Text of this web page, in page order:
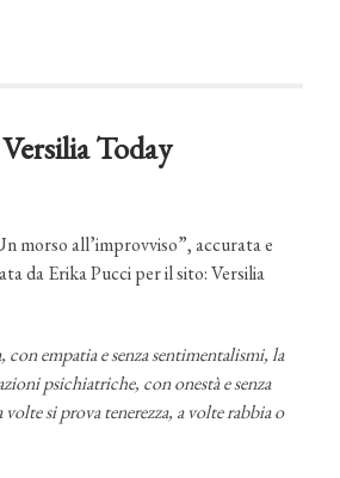
Today
morso all’improvviso”, accurata e
da Erika Pucci per il sito: Versilia
con empatia e senza sentimentalismi, la
psichiatriche, con onestà e senza
si prova tenerezza, a volte rabbia o